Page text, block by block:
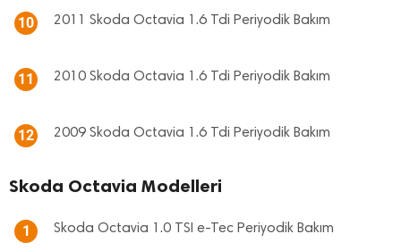
10 2011 Skoda Octavia 1.6 Tdi Periyodik Bakım
11 2010 Skoda Octavia 1.6 Tdi Periyodik Bakım
12 2009 Skoda Octavia 1.6 Tdi Periyodik Bakım
Skoda Octavia Modelleri
1 Skoda Octavia 1.0 TSI e-Tec Periyodik Bakım